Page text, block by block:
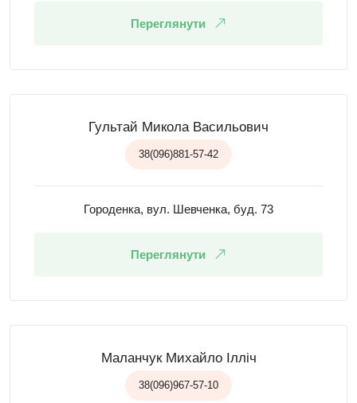
Переглянути
Гультай Микола Васильович
38(096)881-57-42
Городенка, вул. Шевченка, буд. 73
Переглянути
Маланчук Михайло Ілліч
38(096)967-57-10